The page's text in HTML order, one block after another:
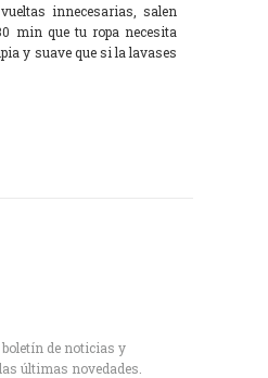
innecesarias, salen
min que tu ropa necesita
y suave que si la lavases
de noticias y
últimas novedades.